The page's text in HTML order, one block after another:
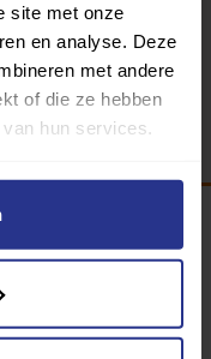
site met onze
en analyse. Deze
met andere
of die ze hebben
hun services.